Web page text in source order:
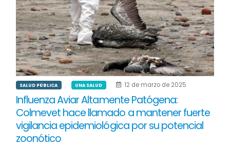
SALUD PÚBLICA UNA SALUD 12 de marzo de 2025
Influenza Aviar Altamente Patógena:
Colmevet hace llamado a mantener fuerte
vigilancia epidemiológica por su potencial
zoonótico